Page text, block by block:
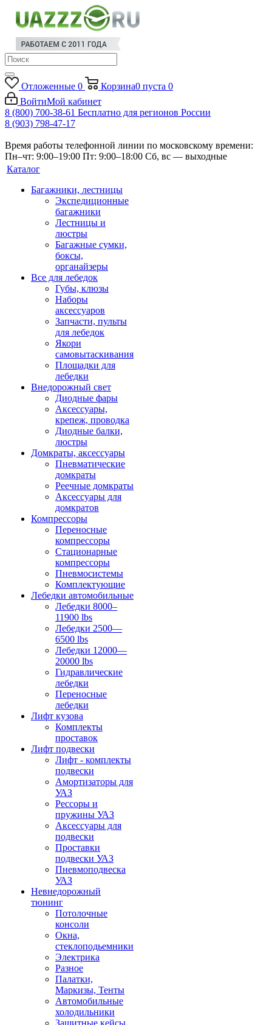
Отложенные 0 Корзина0 пуста 0
ВойтиМой кабинет
8 (800) 700-38-61 Бесплатно для регионов России
8 (903) 798-47-17
Время работы телефонной линии по московскому времени:
Пн–чт: 9:00–19:00 Пт: 9:00–18:00 Сб, вс — выходные
Каталог
Багажники, лестницы
Экспедиционные
багажники
Лестницы и
люстры
Багажные сумки,
боксы,
органайзеры
Все для лебедок
Губы, клюзы
Наборы
аксессуаров
Запчасти, пульты
для лебедок
Якори
самовытаскивания
Площадки для
лебедки
Внедорожный свет
Диодные фары
Аксессуары,
крепеж, проводка
Диодные балки,
люстры
Домкраты, аксессуары
Пневматические
домкраты
Реечные домкраты
Аксессуары для
домкратов
Компрессоры
Переносные
компрессоры
Стационарные
компрессоры
Пневмосистемы
Комплектующие
Лебедки автомобильные
Лебедки 8000–
11900 lbs
Лебедки 2500—
6500 lbs
Лебедки 12000—
20000 lbs
Гидравлические
лебедки
Переносные
лебедки
Лифт кузова
Комплекты
проставок
Лифт подвески
Лифт - комплекты
подвески
Амортизаторы для
УАЗ
Рессоры и
пружины УАЗ
Аксессуары для
подвески
Проставки
подвески УАЗ
Пневмоподвеска
УАЗ
Невнедорожный
тюнинг
Потолочные
консоли
Окна,
стеклоподьемники
Электрика
Разное
Палатки,
Маркизы, Тенты
Автомобильные
холодильники
Защитные кейсы,